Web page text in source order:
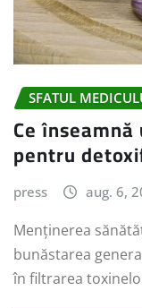
SFATUL
Ce
pentru
press aug. 6,
Menținerea
bunăstarea
în filtrarea